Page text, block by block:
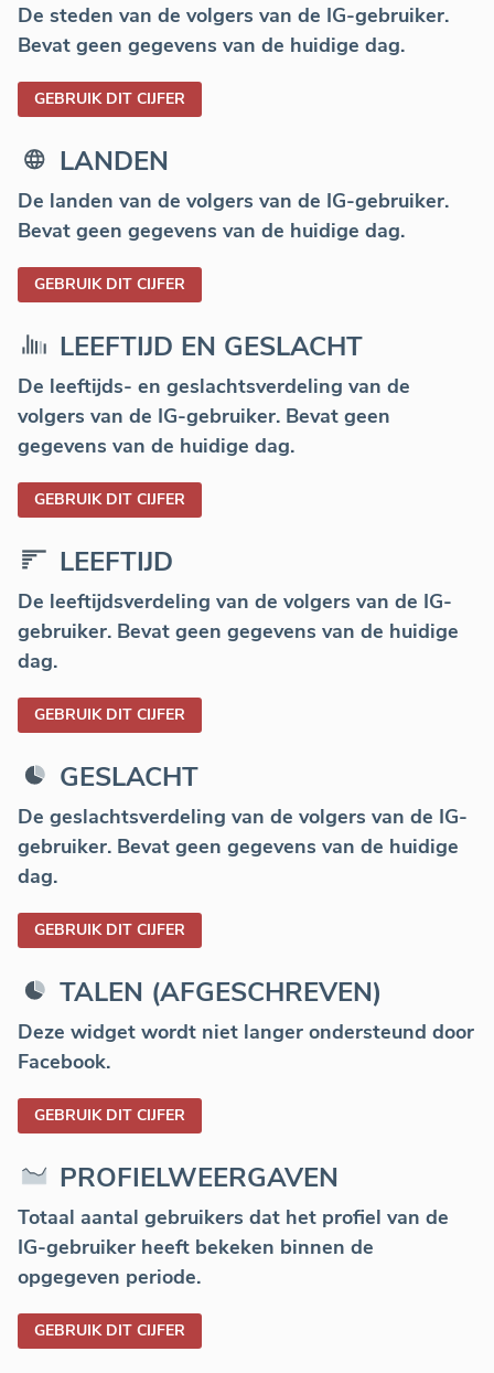
De steden van de volgers van de IG-gebruiker.
Bevat geen gegevens van de huidige dag.
GEBRUIK DIT CIJFER
LANDEN
De landen van de volgers van de IG-gebruiker.
Bevat geen gegevens van de huidige dag.
GEBRUIK DIT CIJFER
LEEFTIJD EN GESLACHT
De leeftijds- en geslachtsverdeling van de
volgers van de IG-gebruiker. Bevat geen
gegevens van de huidige dag.
GEBRUIK DIT CIJFER
LEEFTIJD
De leeftijdsverdeling van de volgers van de IG-
gebruiker. Bevat geen gegevens van de huidige
dag.
GEBRUIK DIT CIJFER
GESLACHT
De geslachtsverdeling van de volgers van de IG-
gebruiker. Bevat geen gegevens van de huidige
dag.
GEBRUIK DIT CIJFER
TALEN (AFGESCHREVEN)
Deze widget wordt niet langer ondersteund door
Facebook.
GEBRUIK DIT CIJFER
PROFIELWEERGAVEN
Totaal aantal gebruikers dat het profiel van de
IG-gebruiker heeft bekeken binnen de
opgegeven periode.
GEBRUIK DIT CIJFER